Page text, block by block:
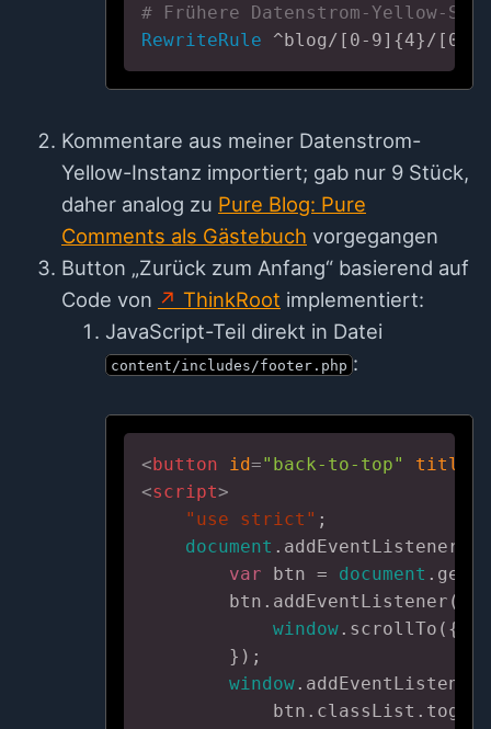
# Frühere Datenstrom-Yellow-
RewriteRule ^blog/[0-9]{4}/[0-
Kommentare aus meiner Datenstrom-
Yellow-Instanz importiert; gab nur 9 Stück,
daher analog zu Pure Blog: Pure
Comments als Gästebuch vorgegangen
Button „Zurück zum Anfang“ basierend auf
Code von
ThinkRoot implementiert:
JavaScript-Teil direkt in Datei
content/includes/footer.php :
<button id="back-to-top" title
<script>
    "use strict"
;
document .addEventListener(
var btn = document
        btn.addEventListener(
window .scrollTo({
        });
window .addEventListener(